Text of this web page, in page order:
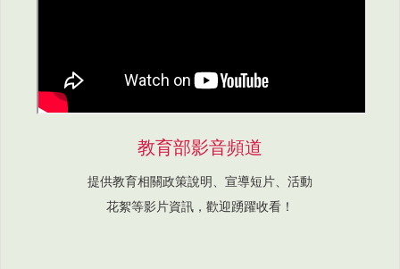
教育部影音頻道
提供教育相關政策說明、宣導短片、活動
花絮等影片資訊，歡迎踴躍收看！